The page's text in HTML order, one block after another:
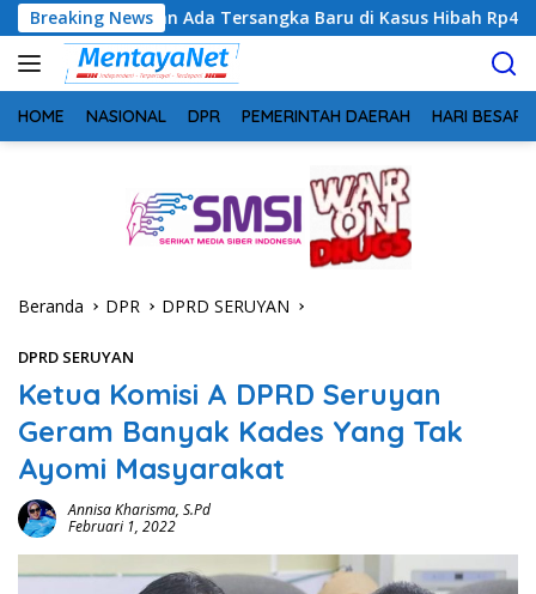
Langsung
ke
konten
Breaking News
Ada Tersangka Baru di Kasus Hibah Rp40 Miliar
HOME NASIONAL DPR PEMERINTAH DAERAH HARI BESAR
Beranda DPR DPRD SERUYAN
DPRD SERUYAN
Ketua Komisi A DPRD Seruyan
Geram Banyak Kades Yang Tak
Ayomi Masyarakat
Annisa Kharisma, S.Pd
Februari 1, 2022